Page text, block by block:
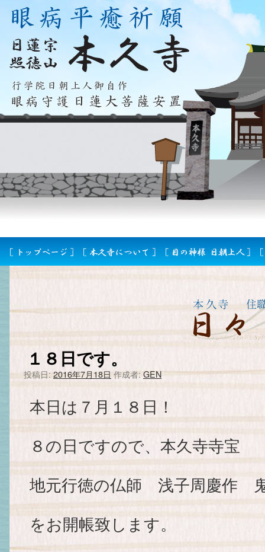
１８日です。
投稿日: 2016年7月18日 作成者: GEN
本日は７月１８日！
８の日ですので、本久寺寺宝
地元行徳の仏師 浅子周慶作
をお開帳致します。